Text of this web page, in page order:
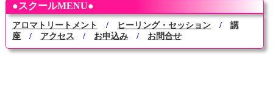
●スクールMENU●
アロマトリートメント / ヒーリング・セッション/ 講
座/ アクセス / お申込み/ お問合せ